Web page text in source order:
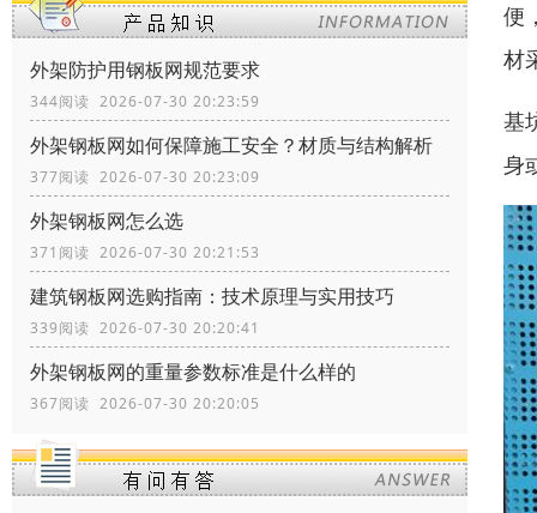
外架防护用钢板网规范要求
344阅读 2026-07-30 20:23:59
外架钢板网如何保障施工安全？材质与结构解析
377阅读 2026-07-30 20:23:09
外架钢板网怎么选
371阅读 2026-07-30 20:21:53
建筑钢板网选购指南：技术原理与实用技巧
339阅读 2026-07-30 20:20:41
外架钢板网的重量参数标准是什么样的
367阅读 2026-07-30 20:20:05
便
材
基
身